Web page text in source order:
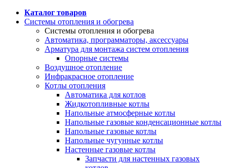
Каталог товаров
Системы отопления и обогрева
Системы отопления и обогрева
Автоматика, программаторы, аксессуары
Арматура для монтажа систем отопления
Опорные системы
Воздушное отопление
Инфракрасное отопление
Котлы отопления
Автоматика для котлов
Жидкотопливные котлы
Напольные атмосферные котлы
Напольные газовые конденсационные котлы
Напольные газовые котлы
Напольные чугунные котлы
Настенные газовые котлы
Запчасти для настенных газовых